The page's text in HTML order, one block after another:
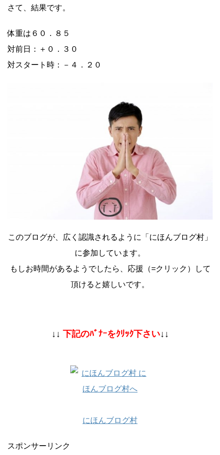
さて、結果です。
体重は６０．８５
対前日：＋０．３０
対スタート時：－４．２０
このブログが、広く認識されるように「にほんブログ村」
に参加しています。
もしお時間があるようでしたら、応援（=クリック）して
頂けると嬉しいです。
↓↓ 下記のﾊﾞﾅｰをｸﾘｯｸ下さい↓↓
にほんブログ村
スポンサーリンク